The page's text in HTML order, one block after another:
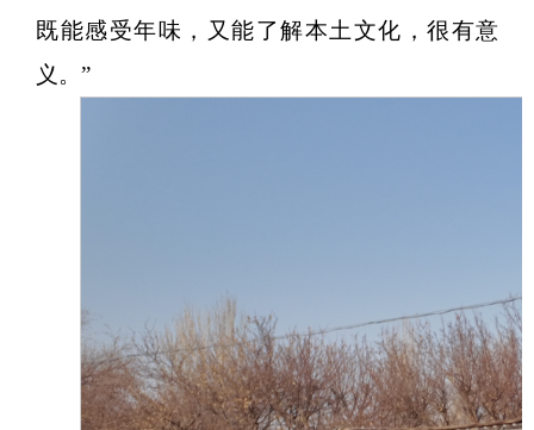
既能感受年味，又能了解本土文化，很有意
义。”